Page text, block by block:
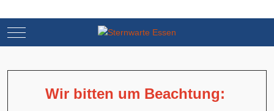
Mobile Menu Toggle
Wir bitten um Beachtung: